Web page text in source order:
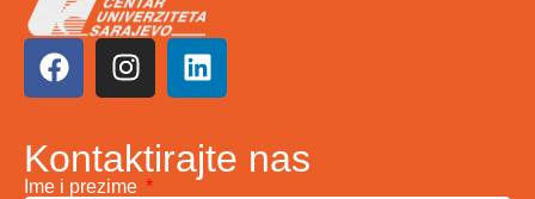
Kontaktirajte nas
Ime i prezime